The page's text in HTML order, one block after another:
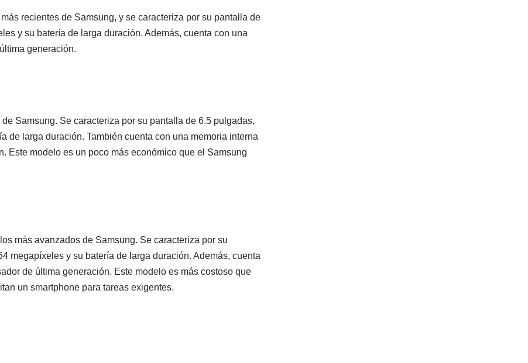
recientes de Samsung, y se caracteriza por su pantalla de
y su batería de larga duración. Además, cuenta con una
generación.
Samsung. Se caracteriza por su pantalla de 6.5 pulgadas,
de larga duración. También cuenta con una memoria interna
Este modelo es un poco más económico que el Samsung
más avanzados de Samsung. Se caracteriza por su
megapíxeles y su batería de larga duración. Además, cuenta
de última generación. Este modelo es más costoso que
un smartphone para tareas exigentes.